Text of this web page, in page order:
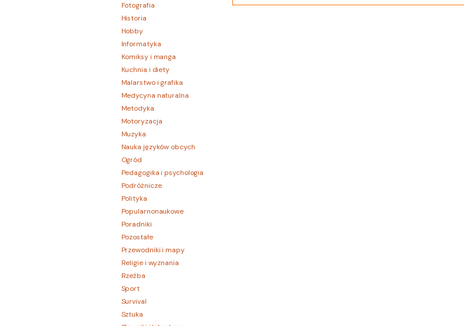
Fotografia
Historia
Hobby
Informatyka
Komiksy i manga
Kuchnia i diety
Malarstwo i grafika
Medycyna naturalna
Metodyka
Motoryzacja
Muzyka
Nauka języków obcych
Ogród
Pedagogika i psychologia
Podróżnicze
Polityka
Popularnonaukowe
Poradniki
Pozostałe
Przewodniki i mapy
Religie i wyznania
Rzeźba
Sport
Survival
Sztuka